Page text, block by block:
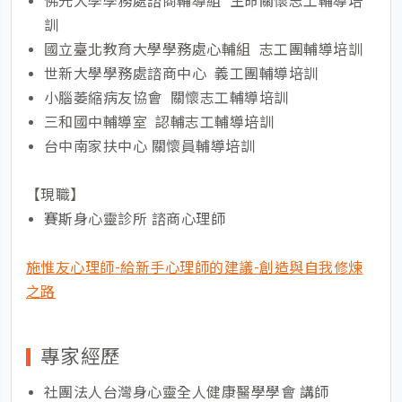
訓
國立臺北教育大學學務處心輔組 志工團輔導培訓
世新大學學務處諮商中心 義工團輔導培訓
小腦萎縮病友協會 關懷志工輔導培訓
三和國中輔導室 認輔志工輔導培訓
台中南家扶中心 關懷員輔導培訓
【現職】
賽斯身心靈診所 諮商心理師
施惟友心理師-給新手心理師的建議-創造與自我修煉
之路
專家經歷
社團法人台灣身心靈全人健康醫學學會 講師